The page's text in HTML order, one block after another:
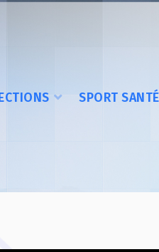
SPORT SANTÉ